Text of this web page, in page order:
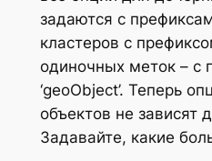
задаются с
кластеров c
одиночных меток – с
‘geoObject’. Теперь
объектов не зависят
Задавайте, какие